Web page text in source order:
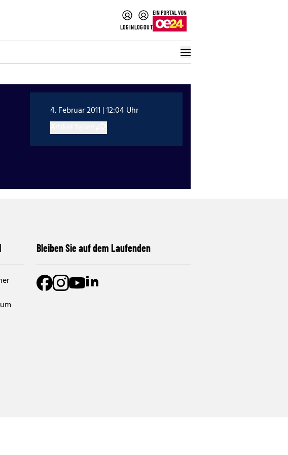
LOGINLOGOUT
4. Februar 2011 | 12:04 Uhr
Bleiben Sie auf dem Laufenden